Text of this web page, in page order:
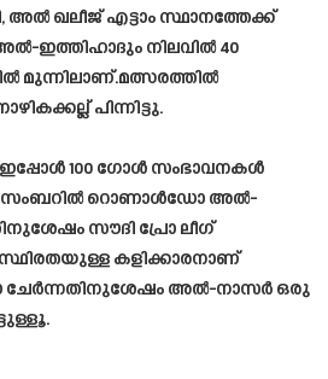
അൽ ഖലീജ് എട്ടാം സ്ഥാനത്തേക്ക്
ഇത്തിഹാദും നിലവിൽ 40
മുന്നിലാണ്.മത്സരത്തിൽ
പിന്നിട്ടു.
100 ഗോൾ സംഭാവനകൾ
റൊണാൾഡോ അൽ-
സൗദി പ്രോ ലീഗ്
സ്ഥിരതയുള്ള കളിക്കാരനാണ്
ചേർന്നതിനുശേഷം അൽ-നാസർ ഒരു